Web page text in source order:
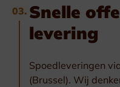
03. Snelle
levering
Spoedleveringen
(Brussel). Wij